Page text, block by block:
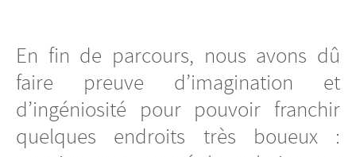
En fin de parcours, nous avons dû
faire preuve d’imagination et
d’ingéniosité pour pouvoir franchir
quelques endroits très boueux :